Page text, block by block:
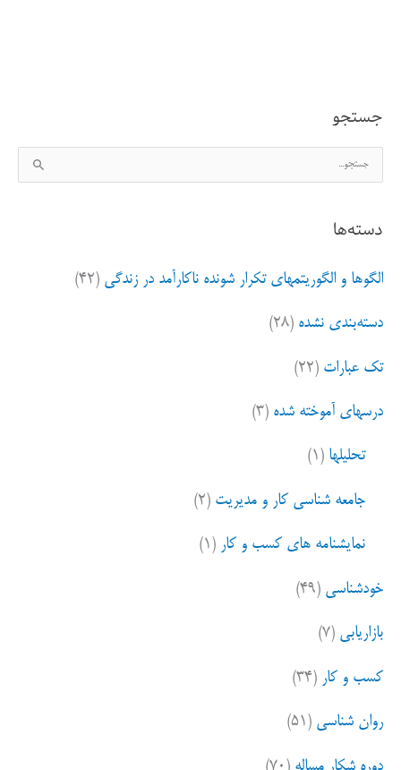
تا
واقعیت
جستجو
س
ج
ب
ا
دسته‌ها
الگوها و الگوریتمهای تکرار شونده ناکارآمد در زندگی (۴۲)
دسته‌بندی نشده (۲۸)
تک عبارات (۲۲)
درسهای آموخته شده (۳)
تحلیلها (۱)
جامعه شناسی کار و مدیریت (۲)
نمایشنامه های کسب و کار (۱)
خودشناسی (۴۹)
بازاریابی (۷)
کسب و کار (۳۴)
روان شناسی (۵۱)